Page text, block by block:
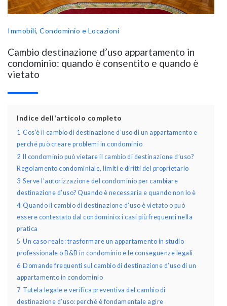
Immobili, Condominio e Locazioni
Cambio destinazione d’uso appartamento in
condominio: quando è consentito e quando è
vietato
Indice dell'articolo completo
1 Cos’è il cambio di destinazione d’uso di un appartamento e
perché può creare problemi in condominio
2
Il condominio può vietare il cambio di destinazione d’uso?
Regolamento condominiale, limiti e diritti del proprietario
3 Serve l’autorizzazione del condominio per cambiare
destinazione d’uso? Quando è necessaria e quando non lo è
4 Quando il cambio di destinazione d’uso è vietato o può
essere contestato dal condominio: i casi più frequenti nella
pratica
5 Un caso reale: trasformare un appartamento in studio
professionale o B&B in condominio e le conseguenze legali
6 Domande frequenti sul cambio di destinazione d’uso di un
appartamento in condominio
7 Tutela legale e verifica preventiva del cambio di
destinazione d’uso: perché è fondamentale agire